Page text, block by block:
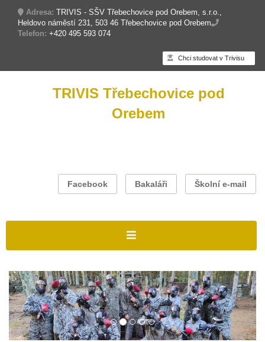
Adresa: TRIVIS - SŠV Třebechovice pod Orebem, s.r.o.,
Heldovo náměstí 231, 503 46 Třebechovice pod Orebem
Telefon: +420 495 593 074
Chci studovat v Trivisu
TRIVIS Třebechovice pod
Orebem
Facebook Bakaláři Školní e-mail